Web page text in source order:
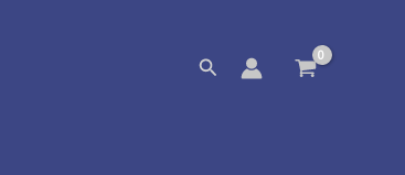
Zoeken